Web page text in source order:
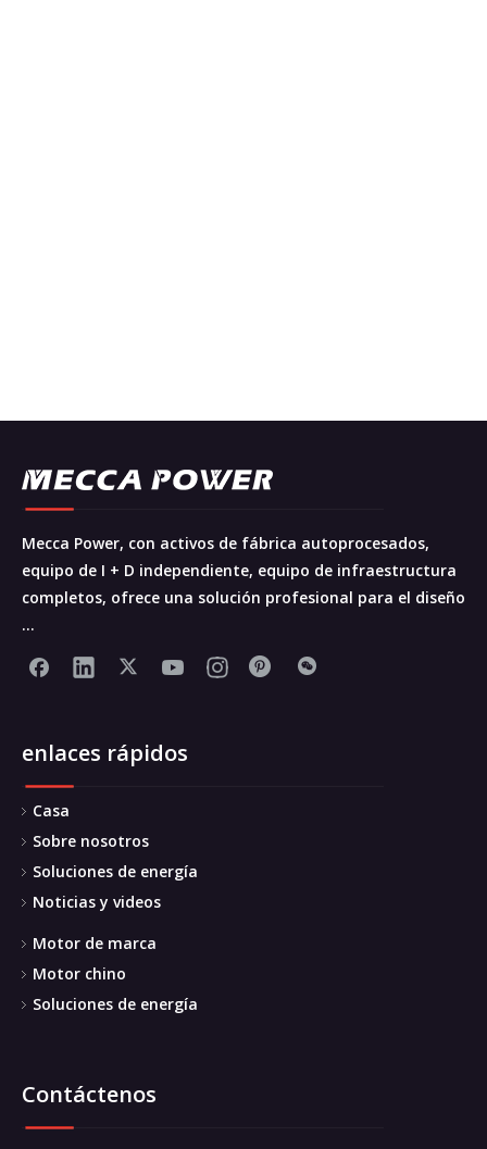
Mecca Power, con activos de fábrica autoprocesados,
equipo de I + D independiente, equipo de infraestructura
completos, ofrece una solución profesional para el diseño
...
enlaces rápidos
Casa
Sobre nosotros
Soluciones de energía
Noticias y videos
Motor de marca
Motor chino
Soluciones de energía
Contáctenos